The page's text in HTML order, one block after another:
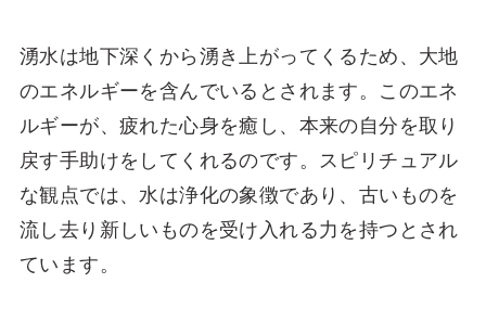
湧水は地下深くから湧き上がってくるため、大地
のエネルギーを含んでいるとされます。このエネ
ルギーが、疲れた心身を癒し、本来の自分を取り
戻す手助けをしてくれるのです。スピリチュアル
な観点では、水は浄化の象徴であり、古いものを
流し去り新しいものを受け入れる力を持つとされ
ています。